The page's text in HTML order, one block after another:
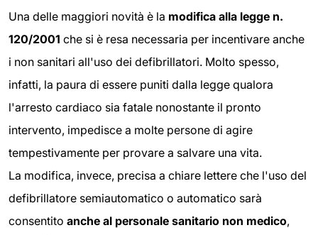
Una delle maggiori novità è la modifica alla legge n.
120/2001 che si è resa necessaria per incentivare anche
i non sanitari all'uso dei defibrillatori. Molto spesso,
infatti, la paura di essere puniti dalla legge qualora
l'arresto cardiaco sia fatale nonostante il pronto
intervento, impedisce a molte persone di agire
tempestivamente per provare a salvare una vita.
La modifica, invece, precisa a chiare lettere che l'uso del
defibrillatore semiautomatico o automatico sarà
consentito anche al personale sanitario non medico,